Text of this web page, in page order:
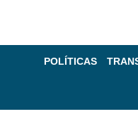
POLÍTICAS